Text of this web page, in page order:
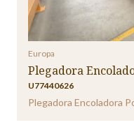
Europa
Plegadora
U77440626
Plegadora Encoladora